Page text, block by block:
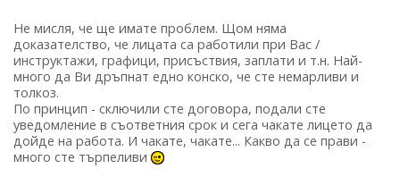
Не мисля, че ще имате проблем. Щом няма
доказателство, че лицата са работили при Вас /
инструктажи, графици, присъствия, заплати и т.н. Най-
много да Ви дръпнат едно конско, че сте немарливи и
толкоз.
По принцип - сключили сте договора, подали сте
уведомление в съответния срок и сега чакате лицето да
дойде на работа. И чакате, чакате... Какво да се прави -
много сте търпеливи